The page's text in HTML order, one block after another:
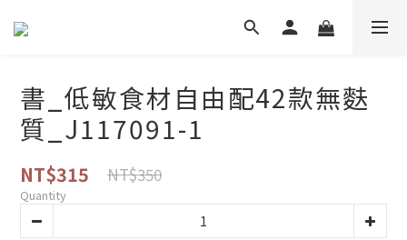
書_低敏食材自由配42款無麩
質_J117091-1
NT$315 NT$350
Quantity